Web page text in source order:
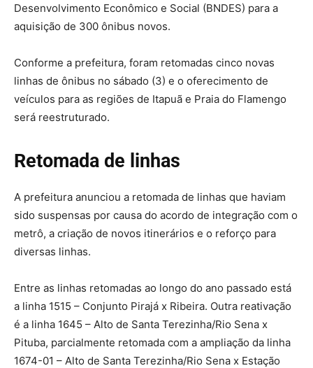
Desenvolvimento Econômico e Social (BNDES) para a
aquisição de 300 ônibus novos.
Conforme a prefeitura, foram retomadas cinco novas
linhas de ônibus no sábado (3) e o oferecimento de
veículos para as regiões de Itapuã e Praia do Flamengo
será reestruturado.
Retomada de linhas
A prefeitura anunciou a retomada de linhas que haviam
sido suspensas por causa do acordo de integração com o
metrô, a criação de novos itinerários e o reforço para
diversas linhas.
Entre as linhas retomadas ao longo do ano passado está
a linha 1515 – Conjunto Pirajá x Ribeira. Outra reativação
é a linha 1645 – Alto de Santa Terezinha/Rio Sena x
Pituba, parcialmente retomada com a ampliação da linha
1674-01 – Alto de Santa Terezinha/Rio Sena x Estação